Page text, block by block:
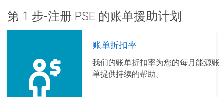
第 1 步-注册 PSE 的账单援助计划
账单折扣率
我们的账单折扣率为您的每月能源账
单提供持续的帮助。